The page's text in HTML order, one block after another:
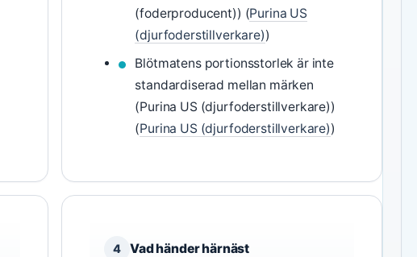
(foderproducent)) (Purina US
(djurfoderstillverkare))
Blötmatens portionsstorlek är inte
standardiserad mellan märken
(Purina US (djurfoderstillverkare))
(Purina US (djurfoderstillverkare))
4 Vad händer härnäst